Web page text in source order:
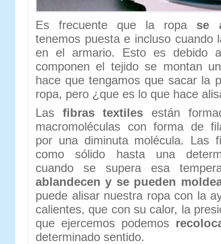
Es frecuente que la ropa se
tenemos puesta e incluso cuando
en el armario. Esto es debido
componen el tejido se montan
hace que tengamos que sacar la
ropa, pero ¿que es lo que hace
Las fibras textiles están
macromoléculas con forma de
por una diminuta molécula. Las
como sólido hasta una
cuando se supera esa
ablandecen y se pueden
puede alisar nuestra ropa con la
calientes, que con su calor, la
que ejercemos podemos
determinado sentido.